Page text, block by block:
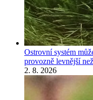
Ostrovní systém
provozně levnější
2. 8. 2026